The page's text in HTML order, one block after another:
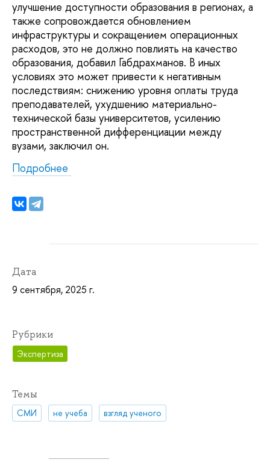
улучшение доступности образования в регионах, а
также сопровождается обновлением
инфраструктуры и сокращением операционных
расходов, это не должно повлиять на качество
образования, добавил Габдрахманов. В иных
условиях это может привести к негативным
последствиям: снижению уровня оплаты труда
преподавателей, ухудшению материально-
технической базы университетов, усилению
пространственной дифференциации между
вузами, заключил он.
Подробнее
Дата
9 сентября, 2025 г.
Рубрики
Экспертиза
Темы
СМИ не учеба взгляд ученого